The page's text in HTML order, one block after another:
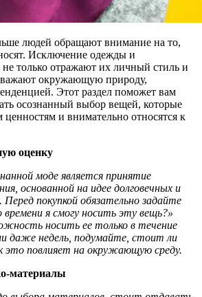
людей обращают внимание на то,
Исключение одежды и
не только отражают их личный стиль и
окружающую природу,
Этот раздел поможет вам
осознанный выбор вещей, которые
и внимательно относятся к
оценку
моде является принятие
основанной на идее долговечных и
Перед покупкой обязательно задайте
времени я смогу носить эту вещь?»
носить ее только в течение
даже недель, подумайте, стоит ли
это повлияет на окружающую среду.
материалы